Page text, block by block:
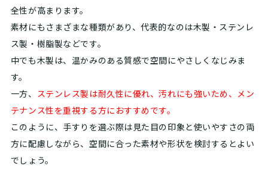
全性が高まります。
素材にもさまざまな種類があり、代表的なのは木製・ステンレ
ス製・樹脂製などです。
中でも木製は、温かみのある質感で空間にやさしくなじみま
す。
一方、
ステンレス製は耐久性に優れ、汚れにも強いため、メン
テナンス性を重視する方におすすめです。
このように、手すりを選ぶ際は見た目の印象と使いやすさの両
方に配慮しながら、空間に合った素材や形状を検討するとよい
でしょう。